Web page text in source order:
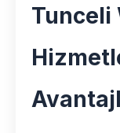
Tunceli